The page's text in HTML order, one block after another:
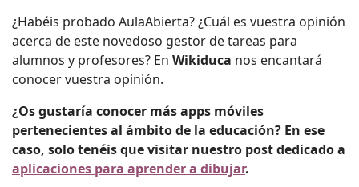
¿Habéis probado AulaAbierta? ¿Cuál es vuestra opinión
acerca de este novedoso gestor de tareas para
alumnos y profesores? En Wikiduca nos encantará
conocer vuestra opinión.
¿Os gustaría conocer más apps móviles
pertenecientes al ámbito de la educación? En ese
caso, solo tenéis que visitar nuestro post dedicado a
aplicaciones para aprender a dibujar.